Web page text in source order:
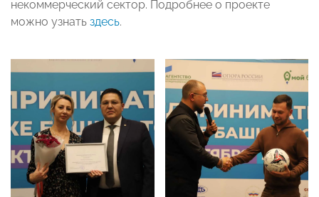
некоммерческий сектор. Подробнее о проекте
можно узнать здесь.